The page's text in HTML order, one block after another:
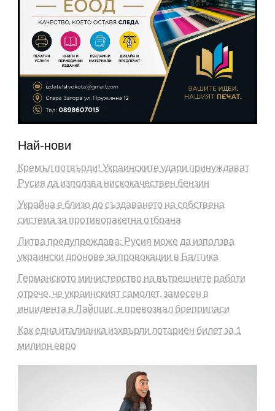
Най-нови
Кремъл потвърди! Украинските удари принуждават
Русия да използва нискокачествен бензин
Украйна е близо до създаването на собствена
система за противоракетна отбрана
Литва предупреждава: Русия може да използва
украински дронове за провокации в Балтика
Германското министерство на вътрешните работи
отрече, че украинският самолет, замесен в
инцидента в Лайпциг, е превозвал боеприпаси
Как една италианка изхвърли лотариен билет за 1
милион евро